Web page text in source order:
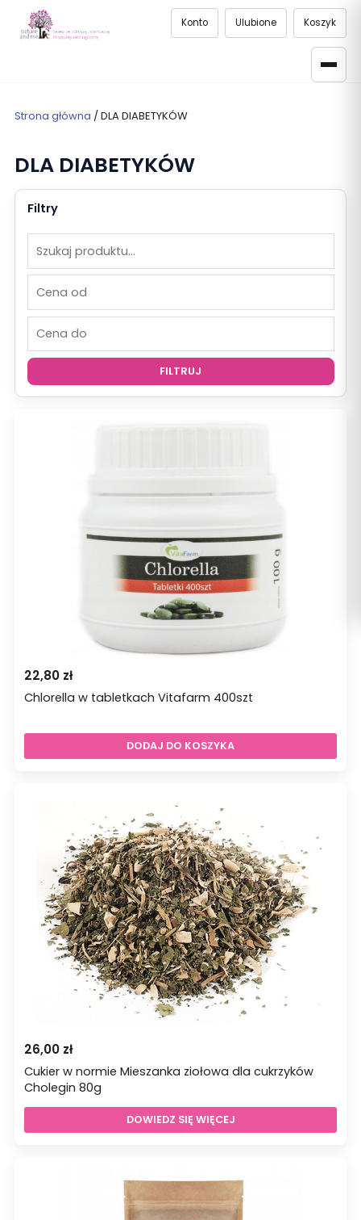
Konto Ulubione Koszyk
Strona główna / DLA DIABETYKÓW
DLA DIABETYKÓW
Filtry
produktów
od
do
FILTRUJ
22,80 zł
Chlorella w tabletkach Vitafarm 400szt
DODAJ DO KOSZYKA
26,00 zł
Cukier w normie Mieszanka ziołowa dla cukrzyków
Cholegin 80g
DOWIEDZ SIĘ WIĘCEJ